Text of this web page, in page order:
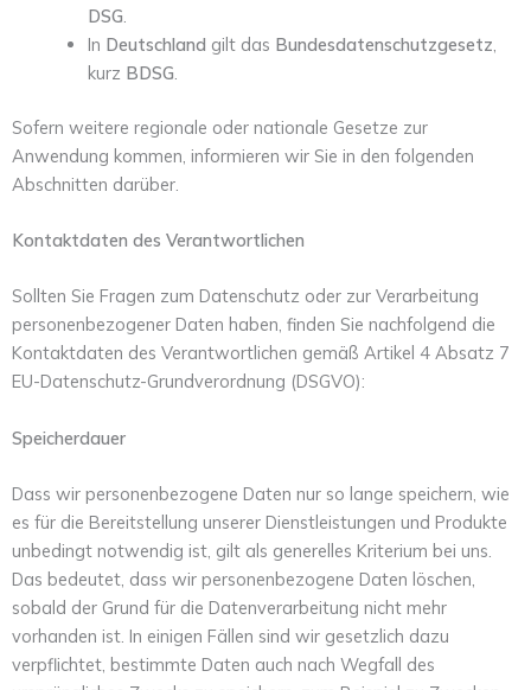
DSG.
In Deutschland gilt das Bundesdatenschutzgesetz,
kurz BDSG.
Sofern weitere regionale oder nationale Gesetze zur
Anwendung kommen, informieren wir Sie in den folgenden
Abschnitten darüber.
Kontaktdaten des Verantwortlichen
Sollten Sie Fragen zum Datenschutz oder zur Verarbeitung
personenbezogener Daten haben, finden Sie nachfolgend die
Kontaktdaten des Verantwortlichen gemäß Artikel 4 Absatz 7
EU-Datenschutz-Grundverordnung (DSGVO):
Speicherdauer
Dass wir personenbezogene Daten nur so lange speichern, wie
es für die Bereitstellung unserer Dienstleistungen und Produkte
unbedingt notwendig ist, gilt als generelles Kriterium bei uns.
Das bedeutet, dass wir personenbezogene Daten löschen,
sobald der Grund für die Datenverarbeitung nicht mehr
vorhanden ist. In einigen Fällen sind wir gesetzlich dazu
verpflichtet, bestimmte Daten auch nach Wegfall des